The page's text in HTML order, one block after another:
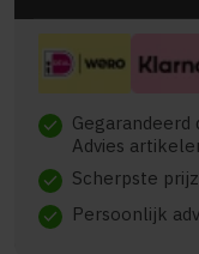
check
Advies
check Scherpste
check Persoonlijk